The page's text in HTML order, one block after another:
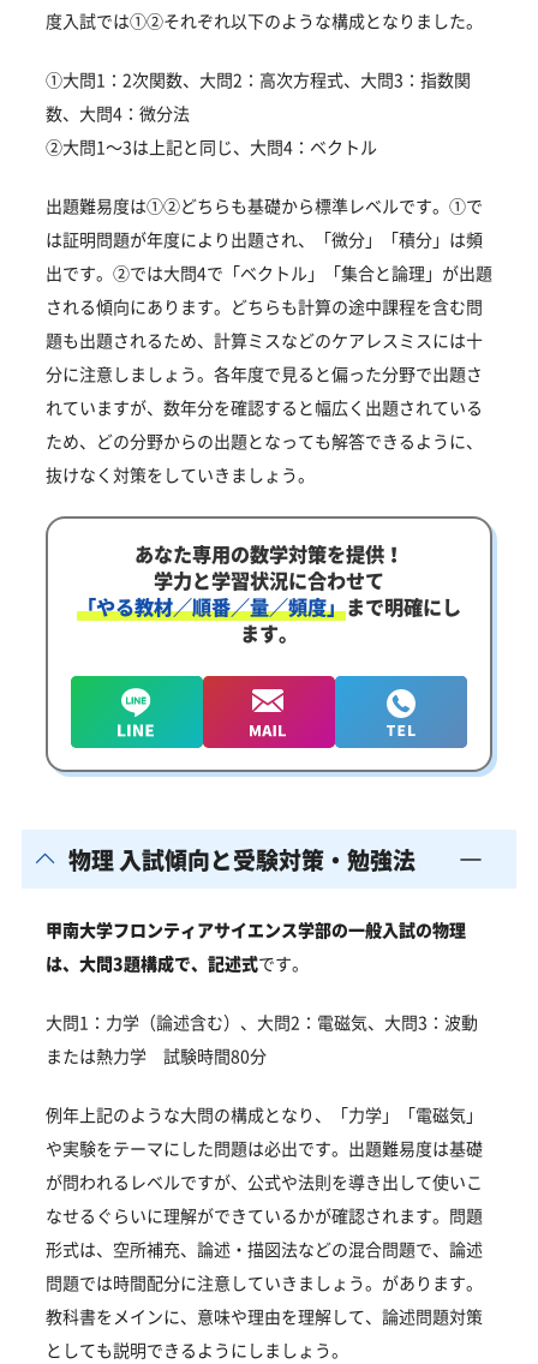
度入試では①②それぞれ以下のような構成となりました。
①大問1：2次関数、大問2：高次方程式、大問3：指数関
数、大問4：微分法
②大問1～3は上記と同じ、大問4：ベクトル
出題難易度は①②どちらも基礎から標準レベルです。①で
は証明問題が年度により出題され、「微分」「積分」は頻
出です。②では大問4で「ベクトル」「集合と論理」が出題
される傾向にあります。どちらも計算の途中課程を含む問
題も出題されるため、計算ミスなどのケアレスミスには十
分に注意しましょう。各年度で見ると偏った分野で出題さ
れていますが、数年分を確認すると幅広く出題されている
ため、どの分野からの出題となっても解答できるように、
抜けなく対策をしていきましょう。
あなた専用の数学対策を提供！
学力と学習状況に合わせて
「やる教材／順番／量／頻度」まで明確にし
ます。
物理 入試傾向と受験対策・勉強法
甲南大学フロンティアサイエンス学部の一般入試の物理
は、大問3題構成で、記述式です。
大問1：力学（論述含む）、大問2：電磁気、大問3：波動
または熱力学 試験時間80分
例年上記のような大問の構成となり、「力学」「電磁気」
や実験をテーマにした問題は必出です。出題難易度は基礎
が問われるレベルですが、公式や法則を導き出して使いこ
なせるぐらいに理解ができているかが確認されます。問題
形式は、空所補充、論述・描図法などの混合問題で、論述
問題では時間配分に注意していきましょう。があります。
教科書をメインに、意味や理由を理解して、論述問題対策
としても説明できるようにしましょう。